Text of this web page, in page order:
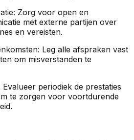
Zorg voor open en
met externe partijen over
en vereisten.
Leg alle afspraken vast
om misverstanden te
periodiek de prestaties
te zorgen voor voortdurende